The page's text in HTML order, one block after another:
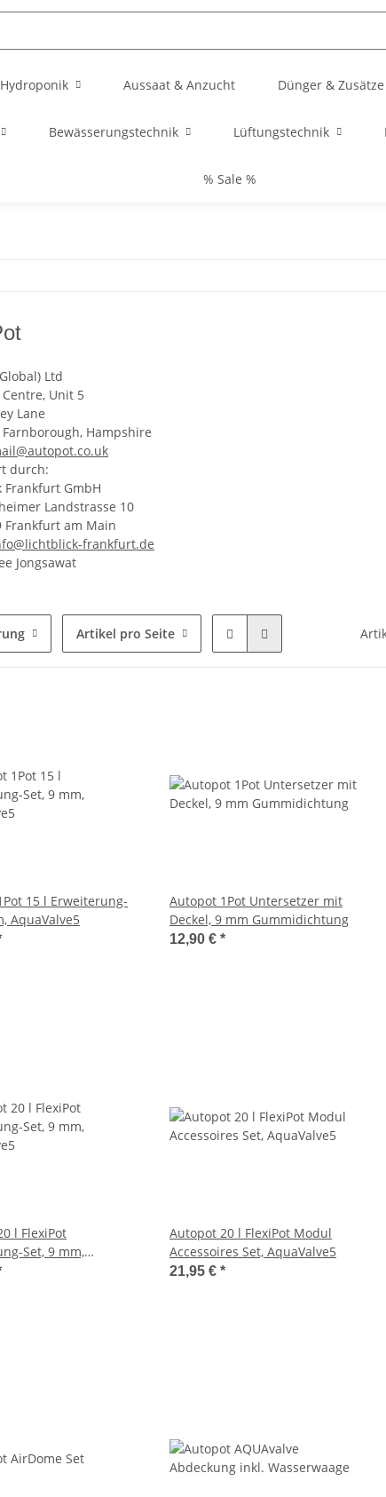
Aussaat & Anzucht Dünger & Zusätze
Bewässerungstechnik Lüftungstechnik
% Sale %
Ltd
Unit 5
Lane
Farnborough, Hampshire
durch:
Frankfurt GmbH
Landstrasse 10
Frankfurt am Main
frankfurt.de
Jongsawat
Artikel pro Seite
15 l Erweiterung-
AquaValve5
Autopot 1Pot Untersetzer mit
Deckel, 9 mm Gummidichtung
12,90 € *
l FlexiPot
Set, 9 mm,
Autopot 20 l FlexiPot Modul
Accessoires Set, AquaValve5
21,95 € *